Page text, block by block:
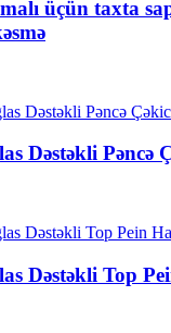
üçün taxta
Dəstəkli Pəncə
Dəstəkli Top